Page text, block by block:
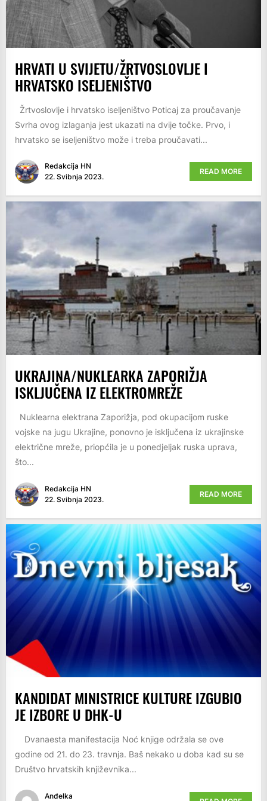
HRVATI U SVIJETU/ŽRTVOSLOVLJE I
HRVATSKO ISELJENIŠTVO
Žrtvoslovlje i hrvatsko iseljeništvo Poticaj za proučavanje
Svrha ovog izlaganja jest ukazati na dvije točke. Prvo, i
hrvatsko se iseljeništvo može i treba proučavati...
Redakcija HN
22. Svibnja 2023.
READ MORE
UKRAJINA/NUKLEARKA ZAPORIŽJA
ISKLJUČENA IZ ELEKTROMREŽE
Nuklearna elektrana Zaporižja, pod okupacijom ruske
vojske na jugu Ukrajine, ponovno je isključena iz ukrajinske
električne mreže, priopćila je u ponedjeljak ruska uprava,
što...
Redakcija HN
22. Svibnja 2023.
READ MORE
KANDIDAT MINISTRICE KULTURE IZGUBIO
JE IZBORE U DHK-U
Dvanaesta manifestacija Noć knjige održala se ove
godine od 21. do 23. travnja. Baš nekako u doba kad su se
Društvo hrvatskih književnika...
Anđelka